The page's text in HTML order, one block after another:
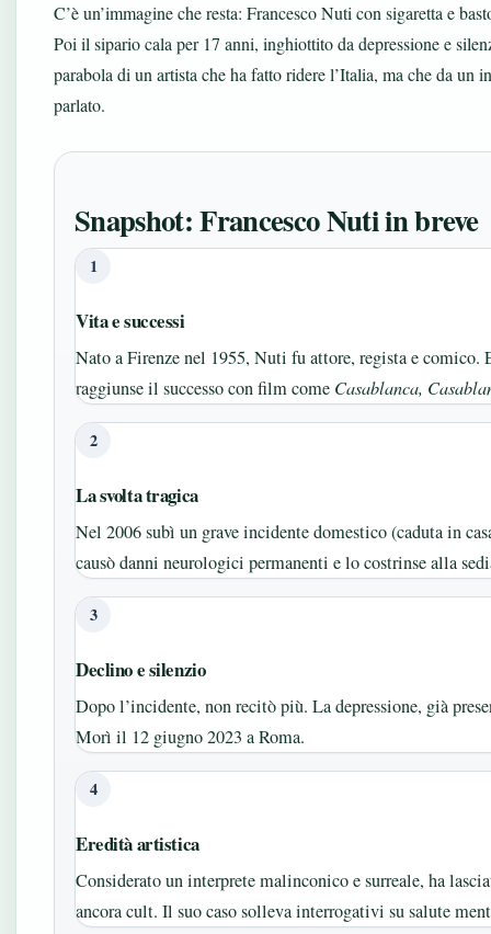
C’è un’immagine che resta: Francesco Nuti con sigaretta e
Poi il sipario cala per 17 anni, inghiottito da depressione e
parabola di un artista che ha fatto ridere l’Italia, ma che da un
parlato.
Snapshot: Francesco Nuti in breve
1
Vita e successi
Nato a Firenze nel 1955, Nuti fu attore, regista e
raggiunse il successo con film come Casablanca,
2
La svolta tragica
Nel 2006 subì un grave incidente domestico (caduta in
causò danni neurologici permanenti e lo costrinse alla
3
Declino e silenzio
Dopo l’incidente, non recitò più. La depressione, già
Morì il 12 giugno 2023 a Roma.
4
Eredità artistica
Considerato un interprete malinconico e surreale, ha
ancora cult. Il suo caso solleva interrogativi su salute